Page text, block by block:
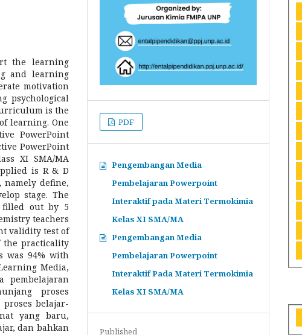
the learning
and learning
motivation
psychological
is the
learning. One
PowerPoint
PowerPoint
XI SMA/MA
is R & D
namely define,
stage. The
filled out by 5
teachers
validity test of
the practicality
was 94% with
Media,
pembelajaran
proses
proses belajar-
yang baru,
dan bahkan
PDF
Pengembangan Media
Pembelajaran Powerpoint
Interaktif pada Materi Termokimia
Kelas XI SMA/MA
Pengembangan Media
Pembelajaran Powerpoint
Interaktif Pada Materi Termokimia
Kelas XI SMA/MA
Published